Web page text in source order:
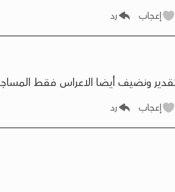
إعجاب رد
ونضيف أيضا الاعراس فقط
إعجاب رد